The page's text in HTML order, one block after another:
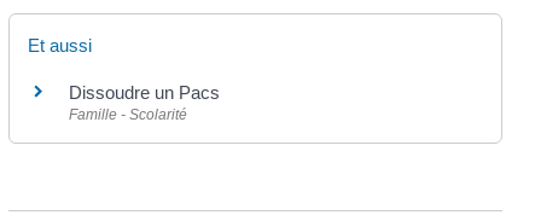
Et aussi
Dissoudre un Pacs
Famille - Scolarité